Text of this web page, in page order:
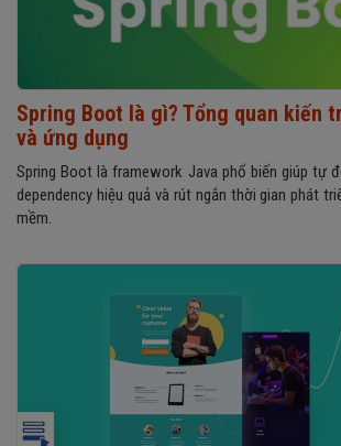
Spring Boot là gì? Tổng quan kiến
và ứng dụng
Spring Boot là framework Java phổ biến giúp tự
dependency hiệu quả và rút ngắn thời gian phát
mềm.